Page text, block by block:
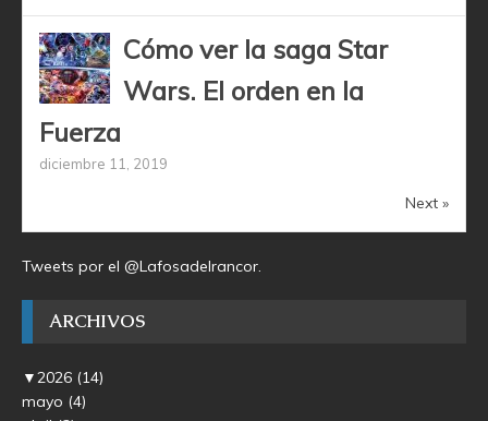
Cómo ver la saga Star
Wars. El orden en la
Fuerza
diciembre 11, 2019
Next »
Tweets por el @Lafosadelrancor.
ARCHIVOS
▼2026 (14)
mayo (4)